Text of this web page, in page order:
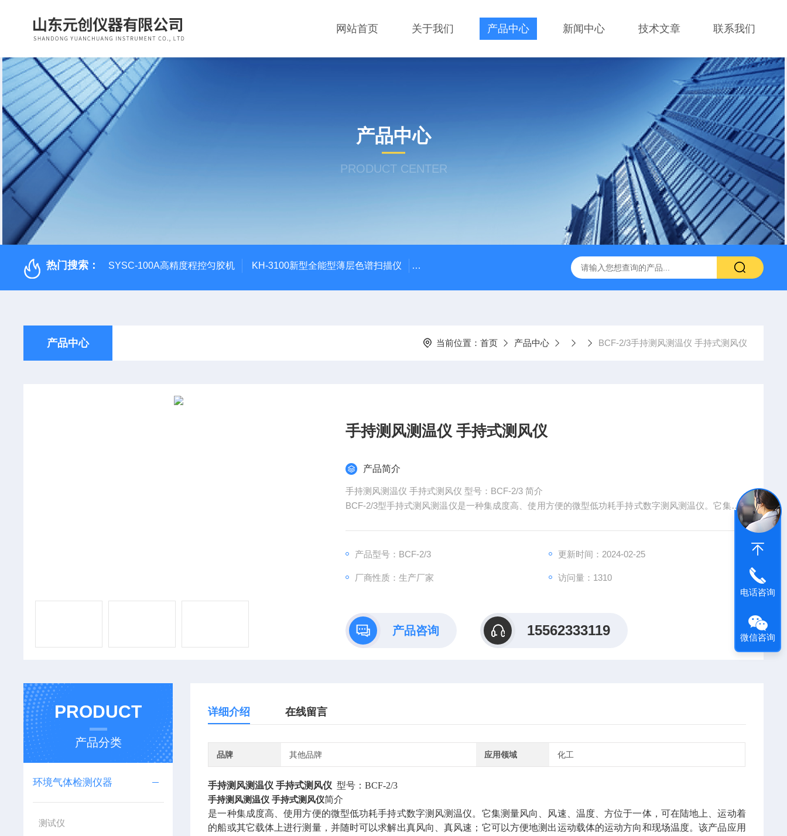
网站首页 关于我们 产品中心 新闻中心 技术文章 联系我们
产品中心
PRODUCT CENTER
热门搜索： SYSC-100A高精度程控匀胶机 KH-3100新型全能型薄层色谱扫描仪 DGJ-03电工技术实验装置 CS-300轨道式摇床 JKG-203新型冷原子吸收测汞仪
产品中心 当前位置： 首页 产品中心 BCF-2/3手持测风测温仪 手持式测风仪
手持测风测温仪 手持式测风仪
产品简介
手持测风测温仪 手持式测风仪 型号：BCF-2/3 简介
BCF-2/3型手持式测风测温仪是一种集成度高、使用方便的微型低功耗手持式数字测风测温仪。它集测
量风向、风速、温度、方位于一体，可在陆地上、运动着的船或其它载体上进行测量，并随时可以求
应用于气象、渔业、农业小气候、体育运动、舰船、机场、炮兵阵地、
产品型号：BCF-2/3 更新时间：2024-02-25
厂商性质：生产厂家 访问量：1310
产品咨询 15562333119
PRODUCT
产品分类
环境气体检测仪器
测试仪
详细介绍 在线留言
品牌 其他品牌 应用领域 化工
手持测风测温仪 手持式测风仪 型号：BCF-2/3
手持测风测温仪 手持式测风仪简介
是一种集成度高、使用方便的微型低功耗手持式数字测风测温仪。它集测量风向、风速、温度、方位于一体，可在陆地上、运动着
的船或其它载体上进行测量，并随时可以求解出真风向、真风速；它可以方便地测出运动载体的运动方向和现场温度。该产品应用
电话咨询
微信咨询